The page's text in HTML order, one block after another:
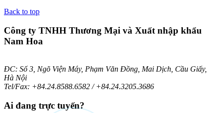
Back to top
Công ty TNHH Thương Mại và Xuất nhập khẩu
Nam Hoa
ĐC: Số 3, Ngõ Viện Máy, Phạm Văn Đồng, Mai Dịch, Cầu Giấy,
Hà Nội
Tel/Fax: +84.24.8588.6582 / +84.24.3205.3686
Ai đang trực tuyến?